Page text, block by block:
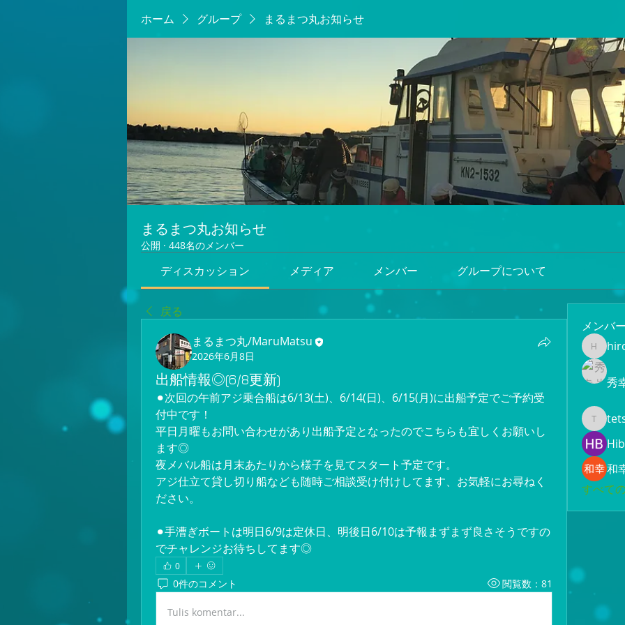
ホーム グループ まるまつ丸お知らせ
まるまつ丸お知らせ
公開 · 448名のメンバー
ディスカッション メディア メンバー グループについて
戻る
まるまつ丸/MaruMatsu
2026年6月8日
出船情報◎(6/8更新)
⚫︎次回の午前アジ乗合船は6/13(土)、6/14(日)、6/15(月)に出船予定でご予約受
付中です！
平日月曜もお問い合わせがあり出船予定となったのでこちらも宜しくお願いし
ます◎
夜メバル船は月末あたりから様子を見てスタート予定です。
アジ仕立て貸し切り船なども随時ご相談受け付けしてます、お気軽にお尋ねく
ださい。
⚫︎手漕ぎボートは明日6/9は定休日、明後日6/10は予報まずまず良さそうですの
でチャレンジお待ちしてます◎
0
0件のコメント 閲覧数：81
Tulis komentar...
メンバ
秀
和
すべて